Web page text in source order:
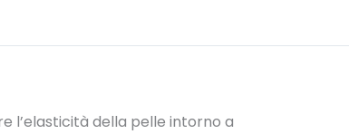
l’elasticità della pelle intorno a